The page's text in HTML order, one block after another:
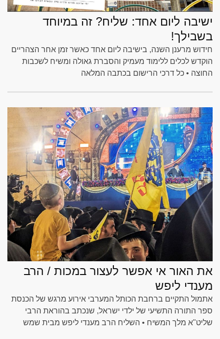
ישיבה ליום אחד: שליח? זה במיוחד
בשבילך!
חידוש מרענן השנה, בישיבה ליום אחד כאשר זמן אחר הצהריים
הוקדש לכלים ללימוד מעמיק והסברת גאולה ומשיח לשכבות
החוצה • כל דרכי הרישום בכתבה המלאה
את האור אי אפשר לעצור במכות / הרב
מענדי ליפש
אתמול התקיים ברחבת הכותל המערבי אירוע מרגש של הכנסת
ספר התורה התשיעי של ילדי ישראל, שנכתב בהוראת הרבי
שליט"א מלך המשיח • השליח הרב מענדי ליפש מבית שמש